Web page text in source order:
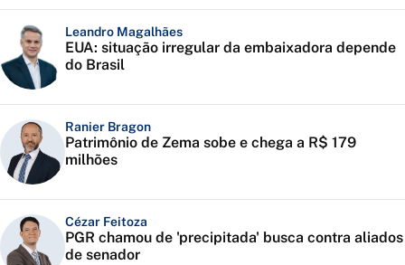
Leandro Magalhães
EUA: situação irregular da embaixadora depende
do Brasil
Ranier Bragon
Patrimônio de Zema sobe e chega a R$ 179
milhões
Cézar Feitoza
PGR chamou de 'precipitada' busca contra aliados
de senador